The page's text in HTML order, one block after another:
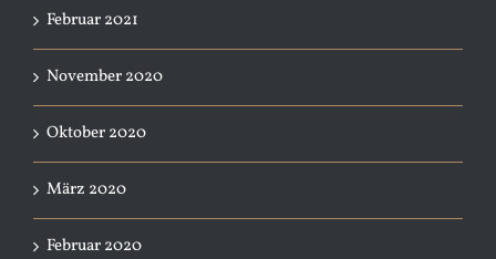
Februar 2021
November 2020
Oktober 2020
März 2020
Februar 2020